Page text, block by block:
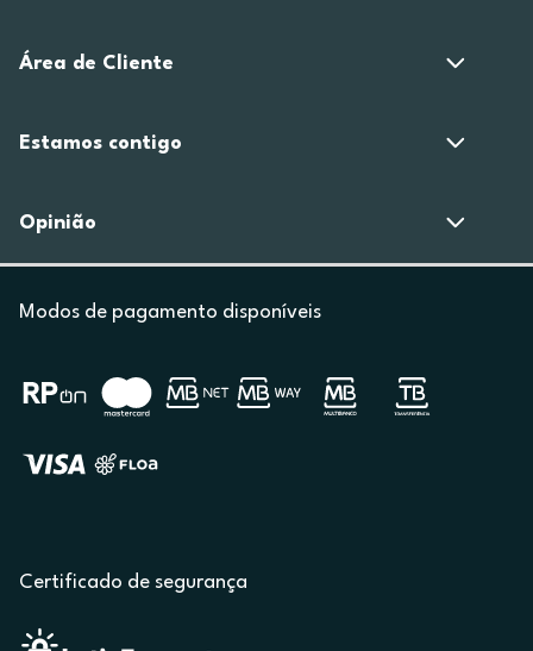
Área de Cliente
Estamos contigo
Opinião
Modos de pagamento disponíveis
Certificado de segurança